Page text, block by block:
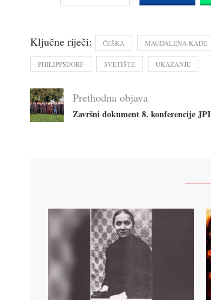
Ključne riječi: ČEŠKA MAGDALENA KADE
PHILIPPSDORF SVETIŠTE UKAZANJE
Prethodna objava
Završni dokument 8. konferencije